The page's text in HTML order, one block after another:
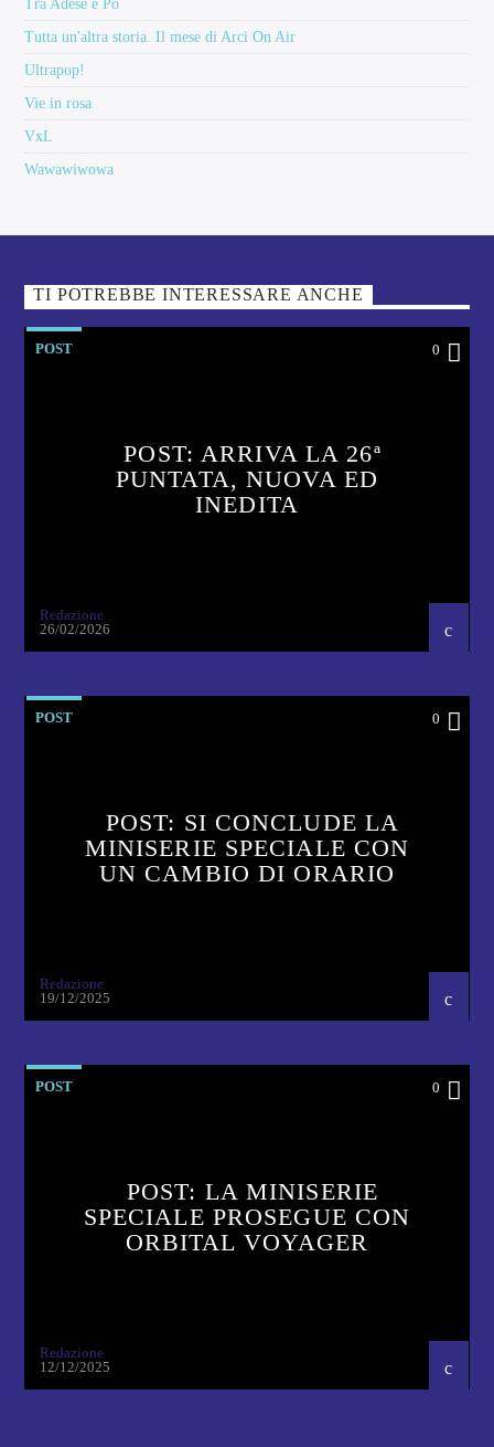
Tra Adese e Po
Tutta un'altra storia. Il mese di Arci On Air
Ultrapop!
Vie in rosa
VxL
Wawawiwowa
TI POTREBBE INTERESSARE ANCHE
POST 0
POST: ARRIVA LA 26ª
PUNTATA, NUOVA ED
INEDITA
Redazione
26/02/2026
POST 0
POST: SI CONCLUDE LA
MINISERIE SPECIALE CON
UN CAMBIO DI ORARIO
Redazione
19/12/2025
POST 0
POST: LA MINISERIE
SPECIALE PROSEGUE CON
ORBITAL VOYAGER
Redazione
12/12/2025